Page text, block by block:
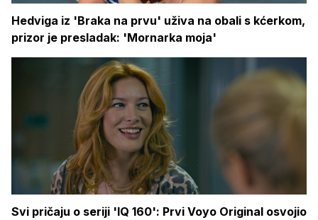
Hedviga iz 'Braka na prvu' uživa na obali s kćerkom,
prizor je presladak: 'Mornarka moja'
Svi pričaju o seriji 'IQ 160': Prvi Voyo Original osvojio